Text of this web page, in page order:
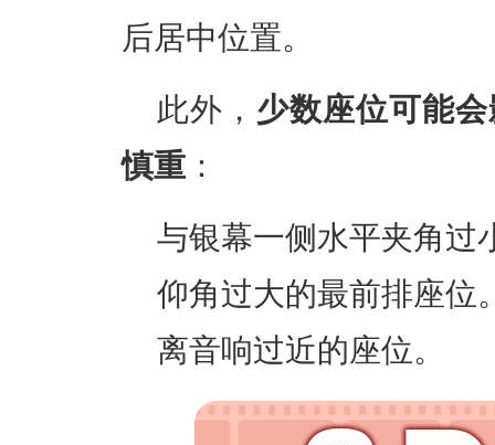
后居中位置。
此外， 少数座位可能
慎重 ：
与银幕一侧水平夹角过
仰角过大的最前排座位
离音响过近的座位。